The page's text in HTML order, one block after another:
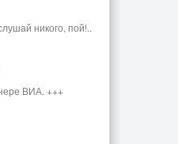
никого, пой!..
ВИА. +++